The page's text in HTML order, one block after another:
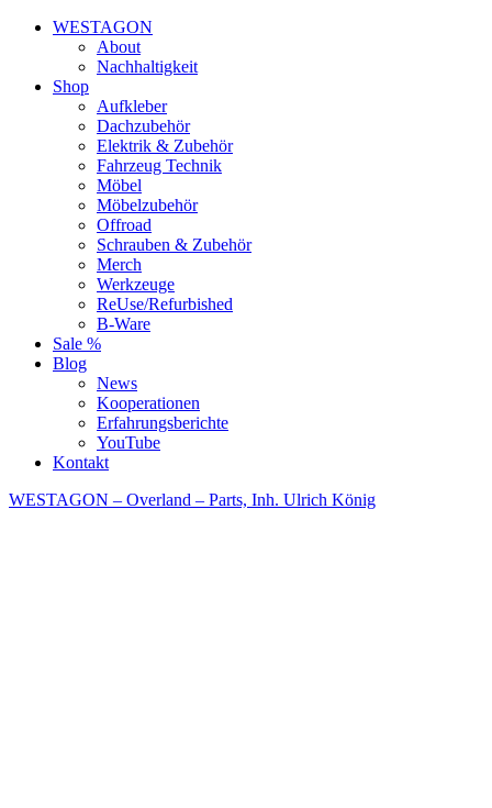
WESTAGON
About
Nachhaltigkeit
Shop
Aufkleber
Dachzubehör
Elektrik & Zubehör
Fahrzeug Technik
Möbel
Möbelzubehör
Offroad
Schrauben & Zubehör
Merch
Werkzeuge
ReUse/Refurbished
B-Ware
Sale %
Blog
News
Kooperationen
Erfahrungsberichte
YouTube
Kontakt
WESTAGON – Overland – Parts, Inh. Ulrich König